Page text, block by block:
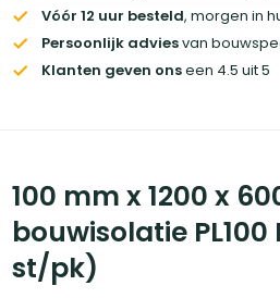
Vóór 12 uur besteld, morgen in
Persoonlijk adviesvan
Klanten geven onseen 4.5 uit 5
100 mm x 1200 x
bouwisolatie PL100
st/pk)